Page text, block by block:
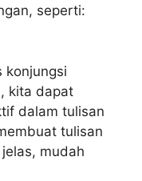
seperti:
konjungsi
kita dapat
dalam tulisan
tulisan
mudah